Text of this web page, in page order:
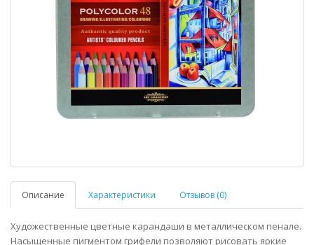
Описание Характеристики Отзывов (0)
Художественные цветные карандаши в металлическом пенале.
Насыщенные пигментом грифели позволяют рисовать яркие